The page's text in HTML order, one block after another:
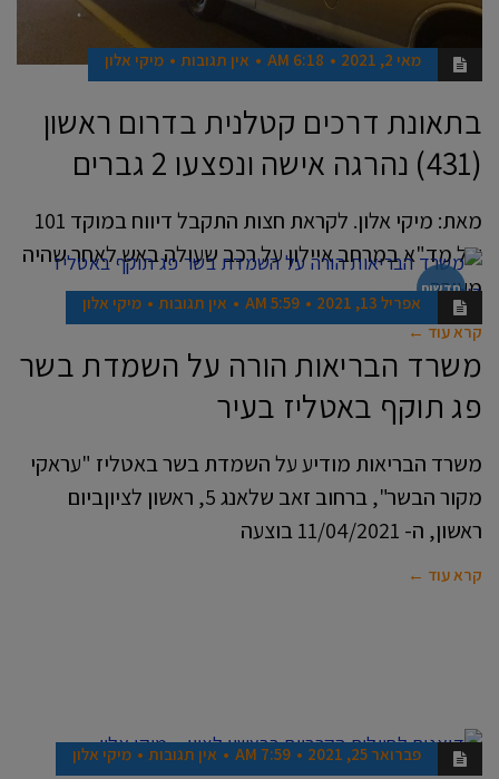
מאי 2, 2021 6:18 AM אין תגובות מיקי אלון
בתאונת דרכים קטלנית בדרום ראשון
(431) נהרגה אישה ונפצעו 2 גברים
מאת: מיקי אלון. לקראת חצות התקבל דיווח במוקד 101
של מד"א במרחב איילון על רכב שעולה באש לאחר שהיה
מעורב
קרא עוד ←
חדשות
אפריל 13, 2021 5:59 AM אין תגובות מיקי אלון
משרד הבריאות הורה על השמדת בשר
פג תוקף באטליז בעיר
משרד הבריאות מודיע על השמדת בשר באטליז "עראקי
מקור הבשר", ברחוב זאב שלאנג 5, ראשון לציוןביום
ראשון, ה- 11/04/2021 בוצעה
קרא עוד ←
אנשים
פברואר 25, 2021 7:59 AM אין תגובות מיקי אלון